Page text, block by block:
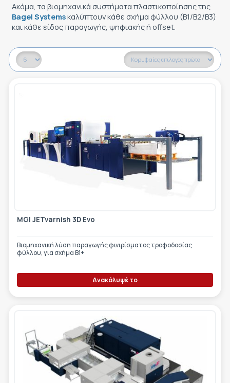
Ακόμα, τα βιομηχανικά συστήματα πλαστικοποίησης της
Bagel Systemsκαλύπτουν κάθε σχήμα φύλλου (Β1/Β2/Β3)
και κάθε είδος παραγωγής, ψηφιακής ή offset.
MGI JETvarnish 3D Evo
Βιομηχανική λύση παραγωγής φινιρίσματος τροφοδοσίας
φύλλου, για σχήμα Β1+
Ανακάλυψέ το